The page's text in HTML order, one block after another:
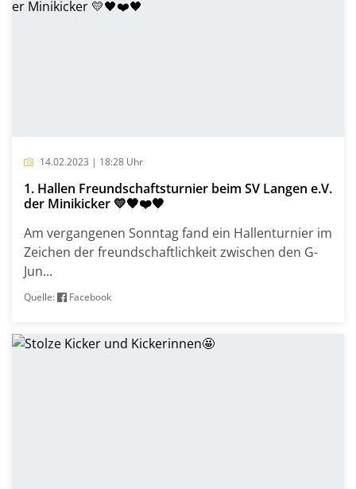
14.02.2023 | 18:28 Uhr
1. Hallen Freundschaftsturnier beim SV Langen e.V.
der Minikicker 💛🖤❤️🖤
Am vergangenen Sonntag fand ein Hallenturnier im
Zeichen der freundschaftlichkeit zwischen den G-
Jun...
Quelle: Facebook